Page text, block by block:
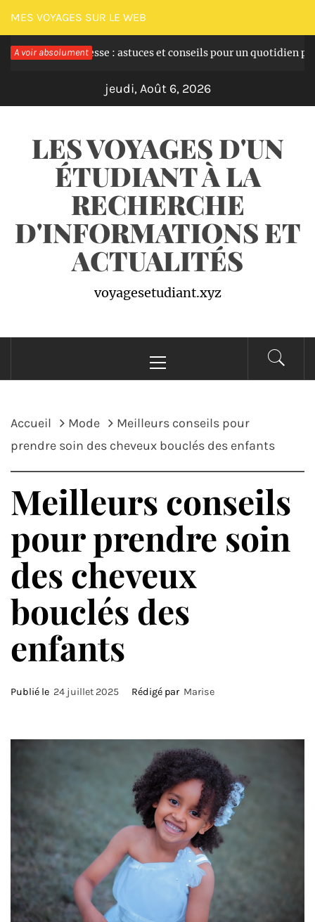
Passer
au
contenu
MES VOYAGES SUR LE WEB
A voir absolument
la grossesse : astuces et conseils pour un quotidien plus serein
jeudi, Août 6, 2026
LES VOYAGES D'UN
ÉTUDIANT À LA
RECHERCHE
D'INFORMATIONS ET
ACTUALITÉS
voyagesetudiant.xyz
principal
Accueil Mode
Meilleurs conseils pour
prendre soin des cheveux bouclés des enfants
Meilleurs conseils
pour prendre soin
des cheveux
bouclés des
enfants
Publié le 24 juillet 2025 Rédigé par Marise